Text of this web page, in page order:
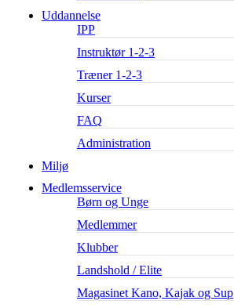
Uddannelse
IPP
Instruktør 1-2-3
Træner 1-2-3
Kurser
FAQ
Administration
Miljø
Medlemsservice
Børn og Unge
Medlemmer
Klubber
Landshold / Elite
Magasinet Kano, Kajak og Sup